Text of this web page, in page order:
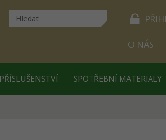
O NÁS
PŘÍSLUŠENSTVÍ SPOTŘEBNÍ MATERIÁLY